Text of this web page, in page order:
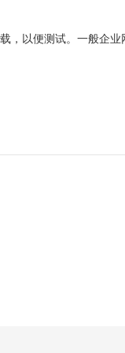
，以便测试。一般企业